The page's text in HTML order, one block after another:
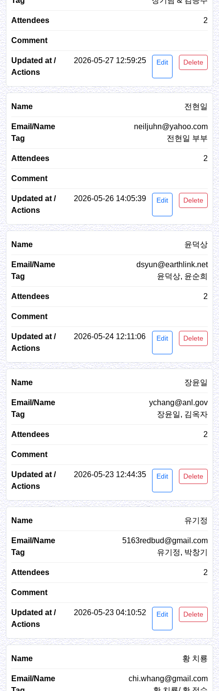
2
2026-05-27 12:59:25 Edit Delete
전현일
neiljuhn@yahoo.com
전현일 부부
2
2026-05-26 14:05:39 Edit Delete
윤덕상
dsyun@earthlink.net
윤덕상, 윤순희
2
2026-05-24 12:11:06 Edit Delete
장윤일
ychang@anl.gov
장윤일, 김옥자
2
2026-05-23 12:44:35 Edit Delete
유기정
5163redbud@gmail.com
유기정, 박창기
2
2026-05-23 04:10:52 Edit Delete
황 치룡
chi.whang@gmail.com